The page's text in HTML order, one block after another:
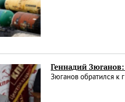
Геннадий
Зюганов обратился к